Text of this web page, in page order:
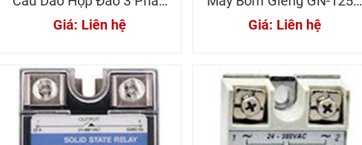
4 Cực 250A Vanikip
Giá: Liên hệ
Panasonic
Giá: Liên hệ